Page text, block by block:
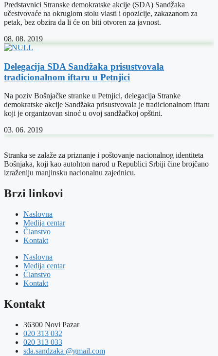
Predstavnici Stranske demokratske akcije (SDA) Sandžaka
učestvovaće na okruglom stolu vlasti i opozicije, zakazanom za
petak, bez obzira da li će on biti otvoren za javnost.
08. 08. 2019
Delegacija SDA Sandžaka prisustvovala
tradicionalnom iftaru u Petnjici
Na poziv Bošnjačke stranke u Petnjici, delegacija Stranke
demokratske akcije Sandžaka prisustvovala je tradicionalnom iftaru
koji je organizovan sinoć u ovoj sandžačkoj opštini.
03. 06. 2019
Stranka se zalaže za priznanje i poštovanje nacionalnog identiteta
Bošnjaka, koji kao autohton narod u Republici Srbiji čine brojčano
izraženiju manjinsku nacionalnu zajednicu.
Brzi linkovi
Naslovna
Medija centar
Članstvo
Kontakt
Naslovna
Medija centar
Članstvo
Kontakt
Kontakt
36300 Novi Pazar
020 313 032
020 313 033
sda.sandzaka @gmail.com